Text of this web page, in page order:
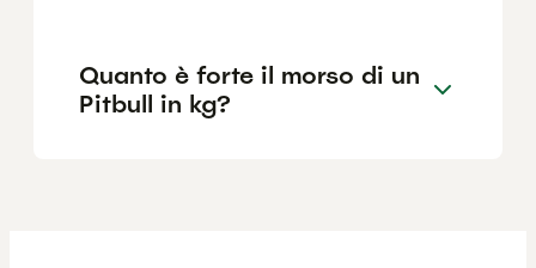
Quanto è forte il morso di un
Pitbull in kg?